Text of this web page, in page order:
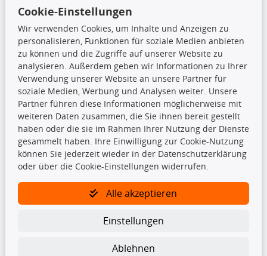
85376 Hetzenhausen
shop@kfzparts24.de
Top Produkte
Dachboxen
Dachgrundträger
Ersatzteile
Fahrradträger
Motoröle
Pflege- & Wartungsmittel
Schneeketten
Cookie-Einstellungen
Wir verwenden Cookies, um Inhalte und Anzeigen zu
personalisieren, Funktionen für soziale Medien anbieten
zu können und die Zugriffe auf unserer Website zu
analysieren. Außerdem geben wir Informationen zu Ihrer
Verwendung unserer Website an unsere Partner für
soziale Medien, Werbung und Analysen weiter. Unsere
Partner führen diese Informationen möglicherweise mit
weiteren Daten zusammen, die Sie ihnen bereit gestellt
haben oder die sie im Rahmen Ihrer Nutzung der Dienste
gesammelt haben. Ihre Einwilligung zur Cookie-Nutzung
können Sie jederzeit wieder in der Datenschutzerklärung
oder über die Cookie-Einstellungen widerrufen.
Alle akzeptieren
Einstellungen
Ablehnen